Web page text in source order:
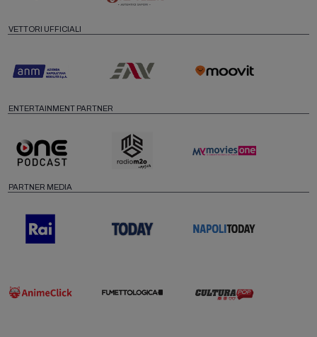
VETTORI UFFICIALI
ENTERTAINMENT PARTNER
PARTNER MEDIA